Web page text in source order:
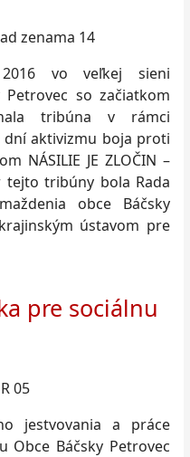
vo veľkej sieni
Petrovec so začiatkom
tribúna v rámci
aktivizmu boja proti
NÁSILIE JE ZLOČIN –
tejto tribúny bola Rada
obce Báčsky
ústavom pre
pre sociálnu
jestvovania a práce
Obce Báčsky Petrovec